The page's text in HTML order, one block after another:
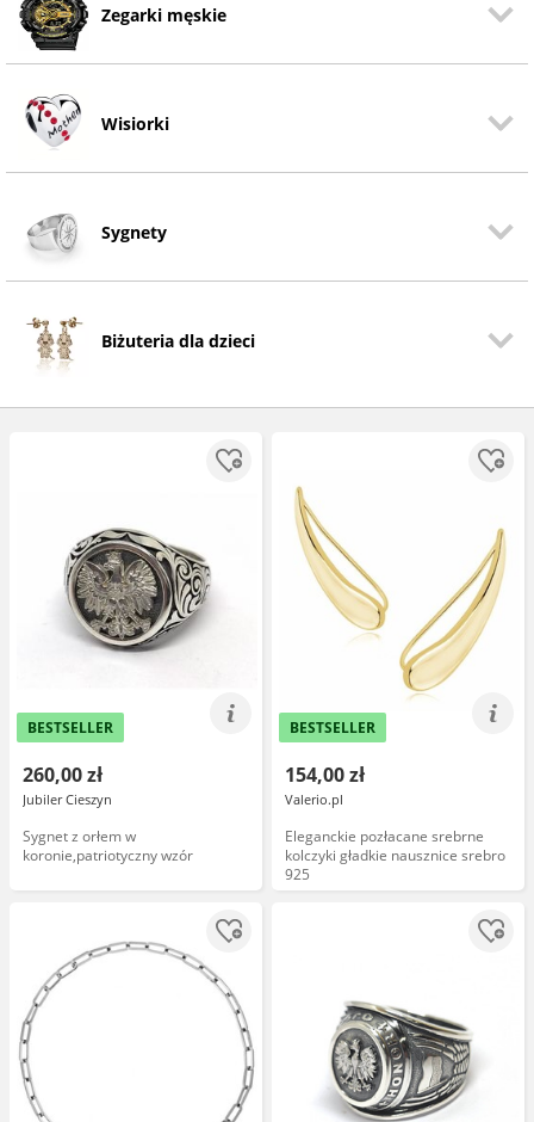
Zegarki męskie
Wisiorki
Sygnety
Biżuteria dla dzieci
BESTSELLER
260,00 zł
Jubiler Cieszyn
Sygnet z orłem w
koronie,patriotyczny wzór
BESTSELLER
154,00 zł
Valerio.pl
Eleganckie pozłacane srebrne
kolczyki gładkie nausznice srebro
925